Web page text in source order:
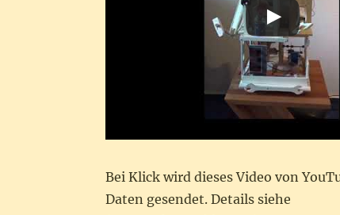
Bei Klick wird dieses Video von
Daten gesendet. Details siehe